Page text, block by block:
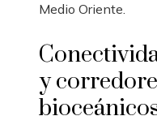
Medio Oriente.
y